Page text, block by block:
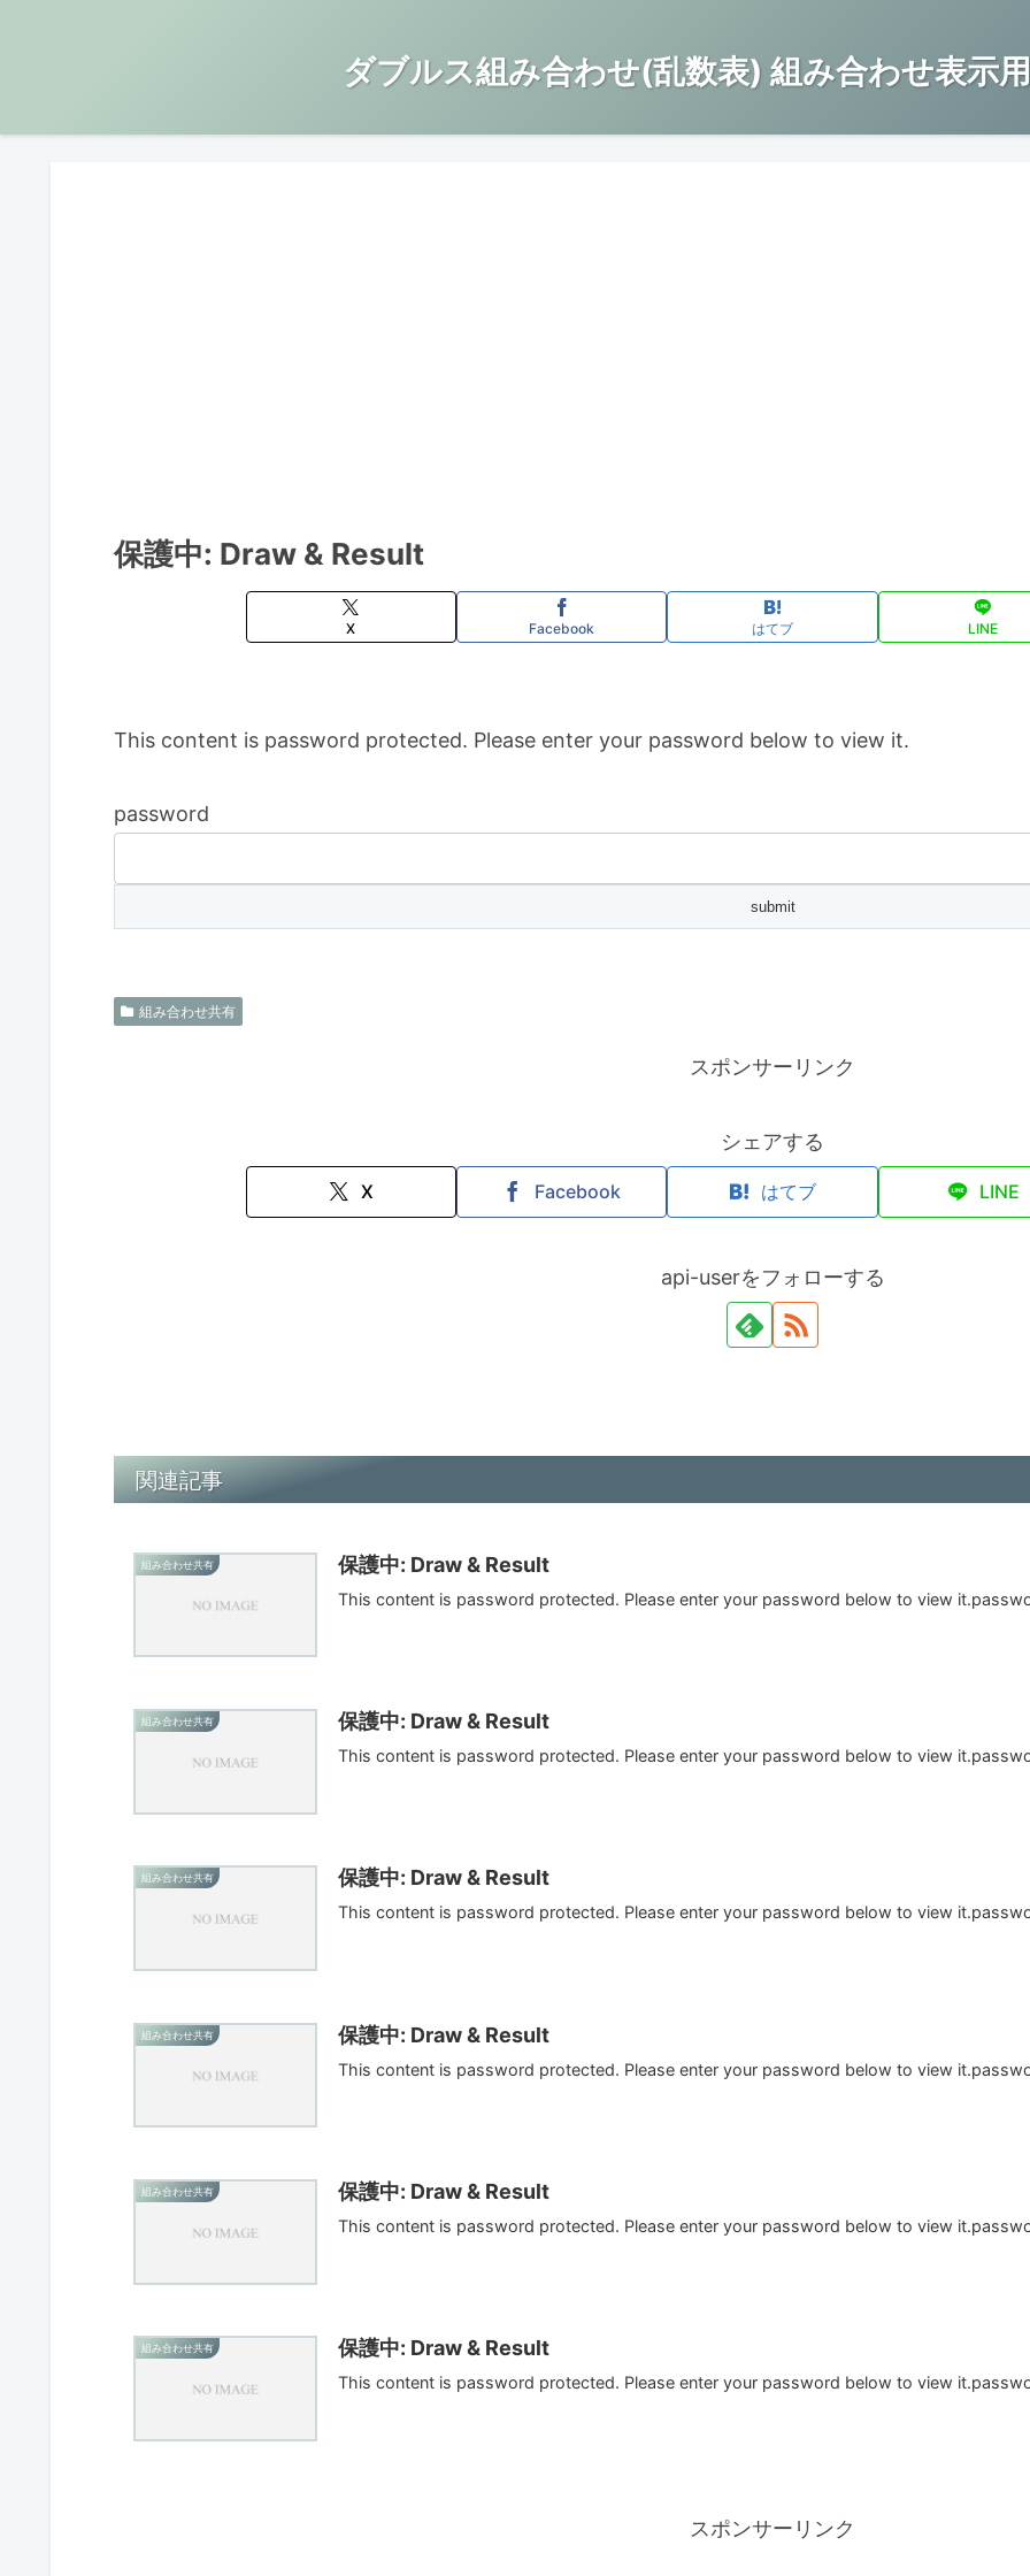
ダブルス組み合わせ(乱数表) 組み合わせ表示
保護中: Draw & Result
X Facebook はてブ LINE
This content is password protected. Please enter your password below to view it.
password
組み合わせ共有
スポンサーリンク
シェアする
X Facebook はてブ LINE
api-userをフォローする
関連記事
組み合わせ共有 保護中: Draw & Result
This content is password protected. Please enter your password below to view
組み合わせ共有 保護中: Draw & Result
This content is password protected. Please enter your password below to view
組み合わせ共有 保護中: Draw & Result
This content is password protected. Please enter your password below to view
組み合わせ共有 保護中: Draw & Result
This content is password protected. Please enter your password below to view
組み合わせ共有 保護中: Draw & Result
This content is password protected. Please enter your password below to view
組み合わせ共有 保護中: Draw & Result
This content is password protected. Please enter your password below to view
スポンサーリンク